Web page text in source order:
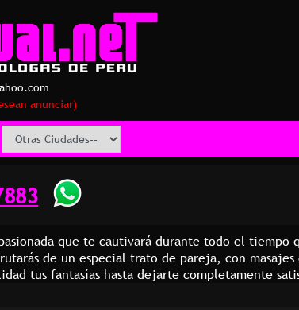
anunciar)
que te cautivará durante todo el tiempo
de un especial trato de pareja, con masajes
tus fantasías hasta dejarte completamente